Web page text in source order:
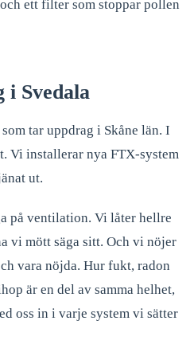
ett filter som stoppar pollen
i Svedala
tar uppdrag i Skåne län. I
Vi installerar nya FTX-system
ut.
på ventilation. Vi låter hellre
vi mött säga sitt. Och vi nöjer
vara nöjda. Hur fukt, radon
är en del av samma helhet,
oss in i varje system vi sätter